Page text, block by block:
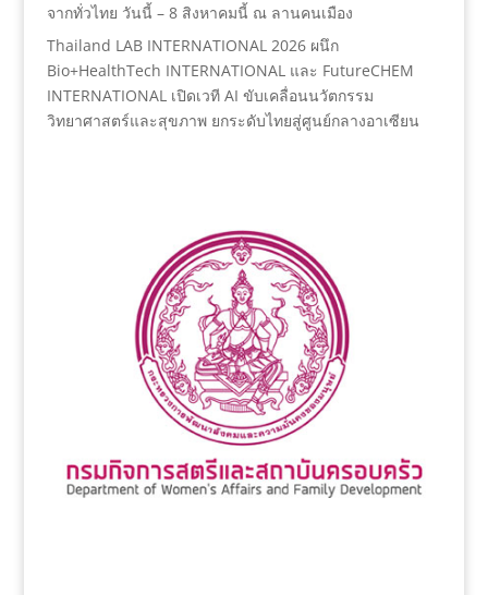
จากทั่วไทย วันนี้ – 8 สิงหาคมนี้ ณ ลานคนเมือง
Thailand LAB INTERNATIONAL 2026 ผนึก
Bio+HealthTech INTERNATIONAL และ FutureCHEM
INTERNATIONAL เปิดเวที AI ขับเคลื่อนนวัตกรรม
วิทยาศาสตร์และสุขภาพ ยกระดับไทยสู่ศูนย์กลางอาเซียน